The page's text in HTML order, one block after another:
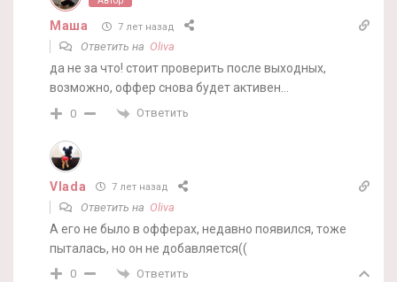
Маша 7 лет назад
Ответить на Oliva
да не за что! стоит проверить после выходных,
возможно, оффер снова будет активен…
0 Ответить
Vlada 7 лет назад
Ответить на Oliva
А его не было в офферах, недавно появился, тоже
пыталась, но он не добавляется((
0 Ответить